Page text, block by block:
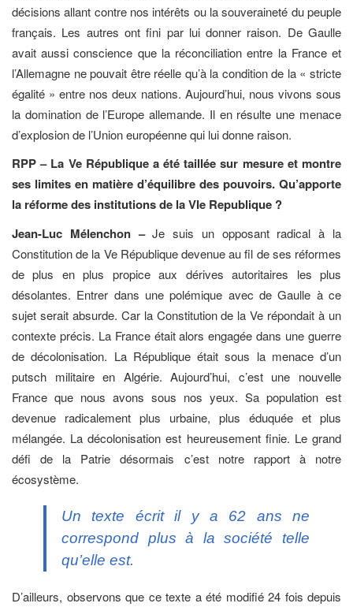
décisions allant contre nos intérêts ou la souveraineté du peuple
français. Les autres ont fini par lui donner raison. De Gaulle
avait aussi conscience que la réconciliation entre la France et
l’Allemagne ne pouvait être réelle qu’à la condition de la « stricte
égalité » entre nos deux nations. Aujourd’hui, nous vivons sous
la domination de l’Europe allemande. Il en résulte une menace
d’explosion de l’Union européenne qui lui donne raison.
RPP – La Ve République a été taillée sur mesure et montre
ses limites en matière d’équilibre des pouvoirs. Qu’apporte
la réforme des institutions de la VIe Republique ?
Jean-Luc Mélenchon –Je suis un opposant radical à la
Constitution de la Ve République devenue au fil de ses réformes
de plus en plus propice aux dérives autoritaires les plus
désolantes. Entrer dans une polémique avec de Gaulle à ce
sujet serait absurde. Car la Constitution de la Ve répondait à un
contexte précis. La France était alors engagée dans une guerre
de décolonisation. La République était sous la menace d’un
putsch militaire en Algérie. Aujourd’hui, c’est une nouvelle
France que nous avons sous nos yeux. Sa population est
devenue radicalement plus urbaine, plus éduquée et plus
mélangée. La décolonisation est heureusement finie. Le grand
défi de la Patrie désormais c’est notre rapport à notre
écosystème.
Un texte écrit il y a 62 ans ne
correspond plus à la société telle
qu’elle est.
D’ailleurs, observons que ce texte a été modifié 24 fois depuis